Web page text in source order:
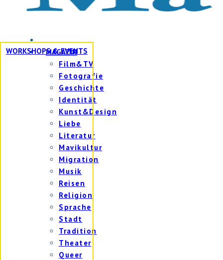
WORKSHOPS & EVENTS
MAGAZIN
Film&TV
Fotografie
Geschichte
Identität
Kunst&Design
Liebe
Literatur
Mavikultur
Migration
Musik
Reisen
Religion
Sprache
Stadt
Tradition
Theater
Queer